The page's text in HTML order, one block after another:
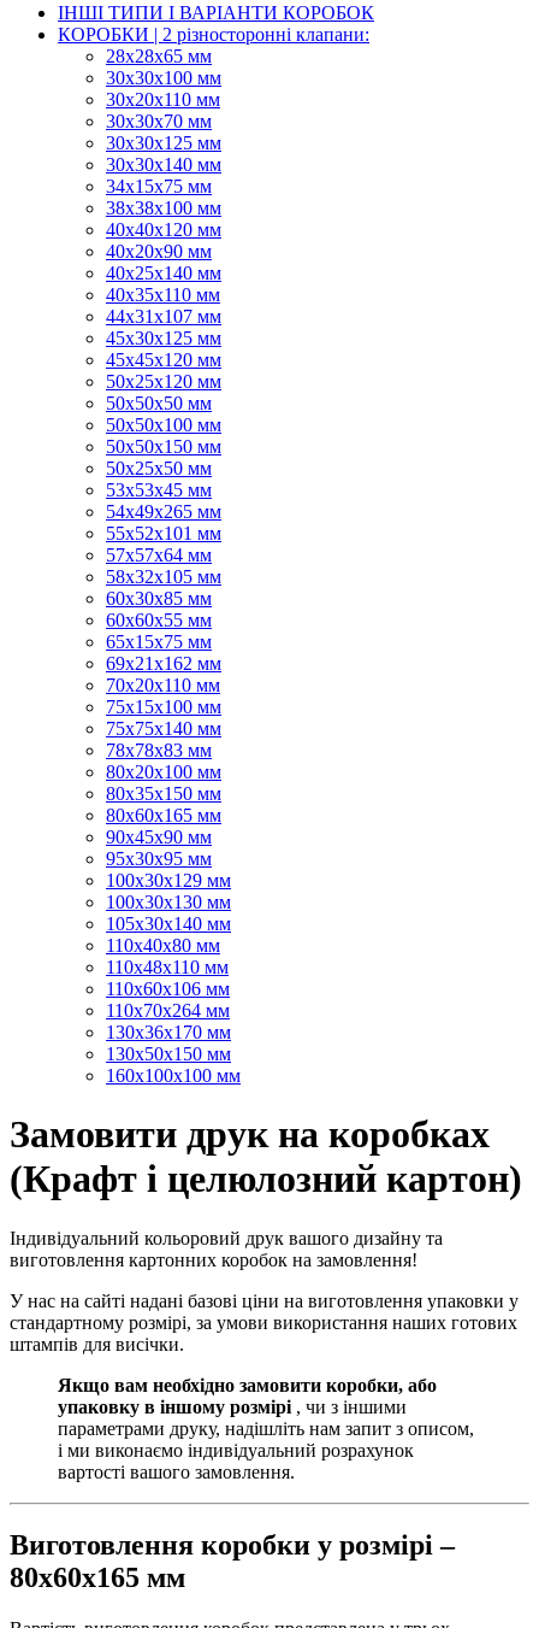
ІНШІ ТИПИ І ВАРІАНТИ КОРОБОК
КОРОБКИ | 2 різносторонні клапани:
28х28х65 мм
30х30х100 мм
30х20х110 мм
30х30х70 мм
30х30х125 мм
30х30х140 мм
34х15х75 мм
38х38х100 мм
40х40х120 мм
40х20х90 мм
40х25х140 мм
40х35х110 мм
44х31х107 мм
45х30х125 мм
45х45х120 мм
50х25х120 мм
50х50х50 мм
50х50х100 мм
50х50х150 мм
50х25х50 мм
53х53х45 мм
54х49х265 мм
55х52х101 мм
57х57х64 мм
58х32х105 мм
60х30х85 мм
60х60х55 мм
65х15х75 мм
69х21х162 мм
70х20х110 мм
75х15х100 мм
75х75х140 мм
78х78х83 мм
80х20х100 мм
80х35х150 мм
80х60х165 мм
90х45х90 мм
95х30х95 мм
100х30х129 мм
100х30х130 мм
105х30х140 мм
110х40х80 мм
110х48х110 мм
110х60х106 мм
110х70х264 мм
130х36х170 мм
130х50х150 мм
160х100х100 мм
Замовити друк на коробках
(Крафт і целюлозний картон)
Індивідуальний кольоровий друк вашого дизайну та
виготовлення картонних коробок на замовлення!
У нас на сайті надані базові ціни на виготовлення упаковки у
стандартному розмірі, за умови використання наших готових
штампів для висічки.
Якщо вам необхідно замовити коробки, або
упаковку в іншому розмірі , чи з іншими
параметрами друку, надішліть нам запит з описом,
і ми виконаємо індивідуальний розрахунок
вартості вашого замовлення.
Виготовлення коробки у розмірі –
80х60х165 мм